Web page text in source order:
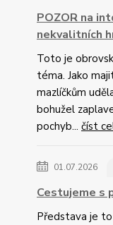
POZOR na
nekvalitních
Toto je
téma. Jako
mazlíčkům
bohužel
pochyb... číst
01.07.2026
Cestujeme s
Představa je